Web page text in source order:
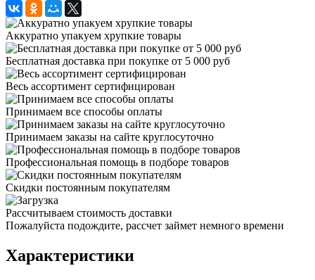
Аккуратно упакуем хрупкие товары
Бесплатная доставка при покупке от 5 000 руб
Весь ассортимент сертифицирован
Принимаем все способы оплаты
Принимаем заказы на сайте круглосуточно
Профессиональная помощь в подборе товаров
Скидки постоянным покупателям
Рассчитываем стоимость доставки
Пожалуйста подождите, рассчет займет немного времени
Характеристики